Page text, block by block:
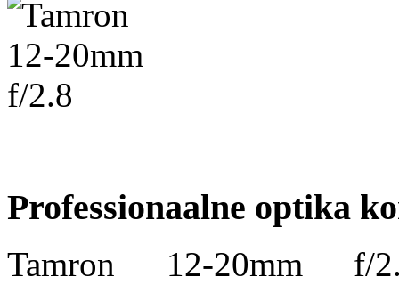
Professionaalne optika
Tamron 12-20mm f/